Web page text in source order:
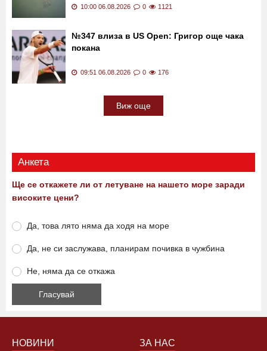
10:00 06.08.2026 0 1121
№347 влиза в US Open: Григор още чака
покана
09:51 06.08.2026 0 176
Виж още
Анкета
Ще се откажете ли от летуване на нашето море заради
високите цени?
Да, това лято няма да ходя на море
Да, не си заслужава, планирам почивка в чужбина
Не, няма да се откажа
НОВИНИ ЗА НАС